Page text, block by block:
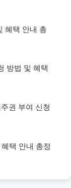
혜택 안내 총
방법 및 혜택
권 부여 신청
택 안내 총정